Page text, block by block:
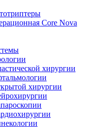
Core Nova
хирургии
хирургии